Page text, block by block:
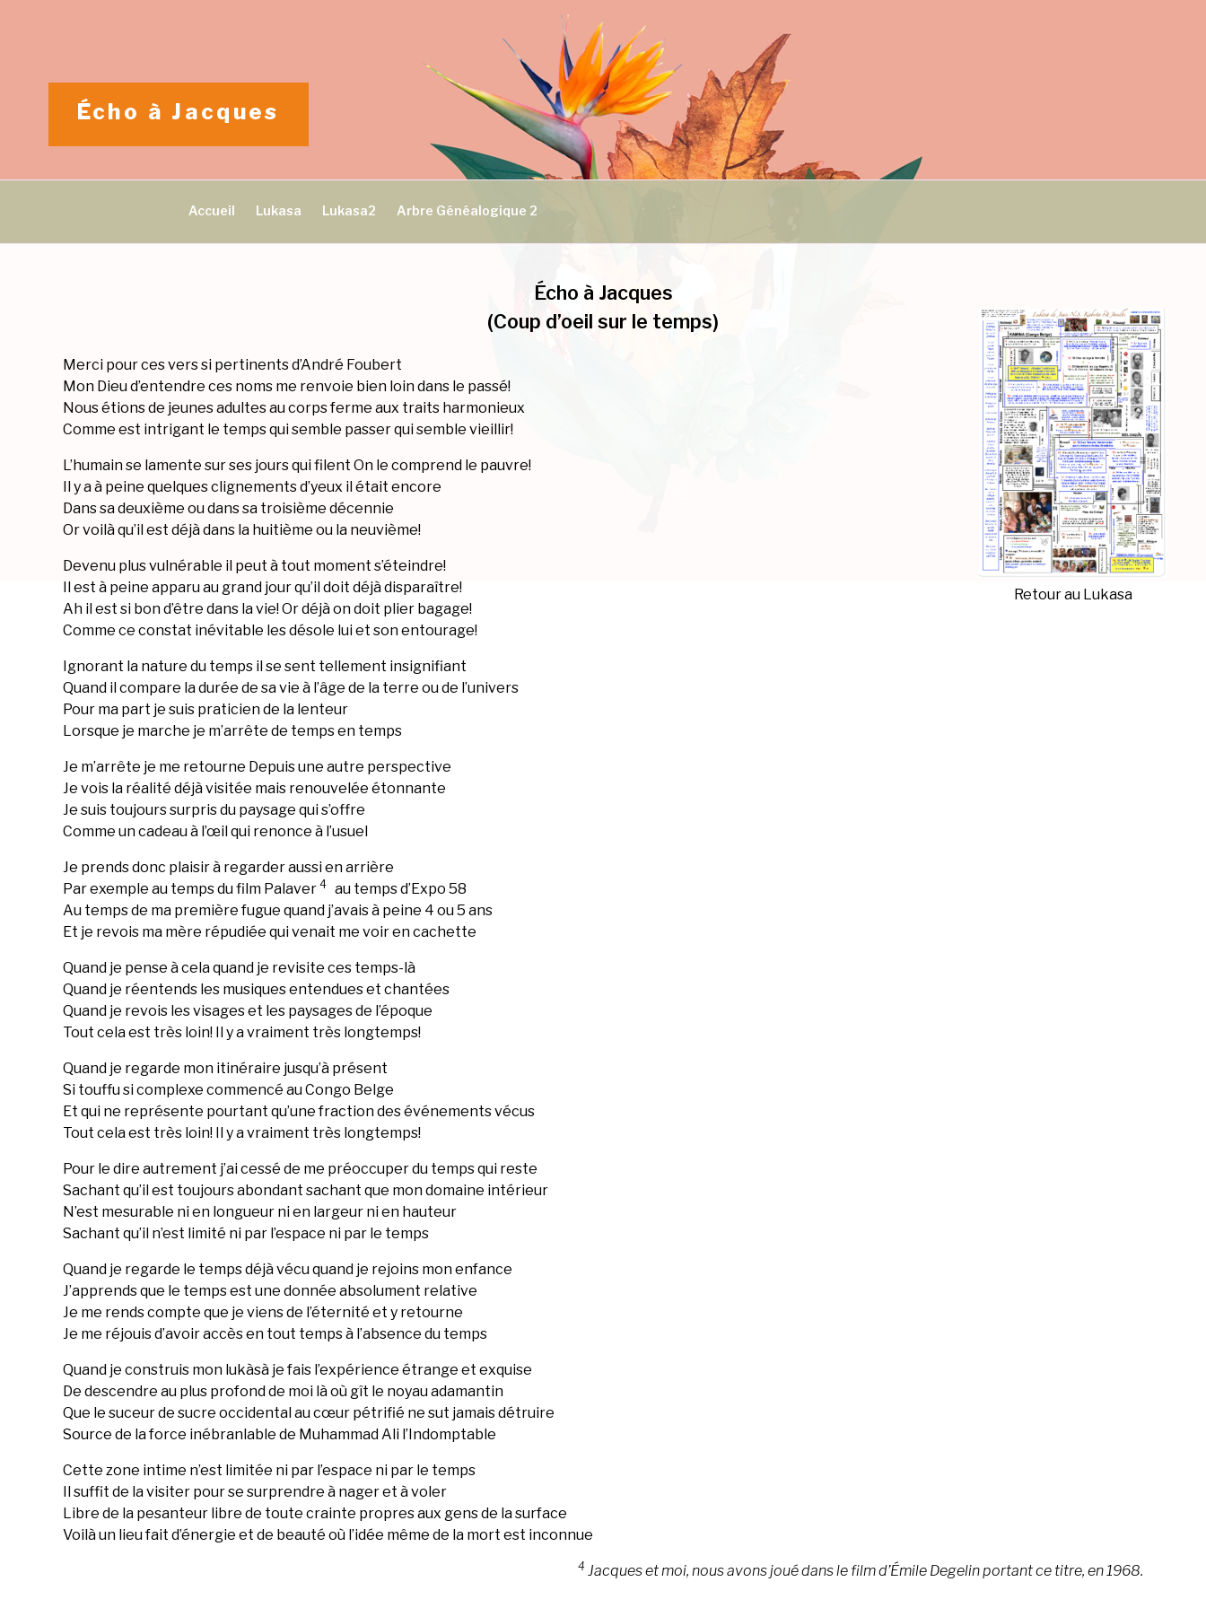
Accueil Lukasa Lukasa2 Arbre Généalogique 2
Écho à Jacques
Écho à Jacques
(Coup d’oeil sur le temps)
Retour au Lukasa
Merci pour ces vers si pertinents d’André Foubert
Mon Dieu d’entendre ces noms me renvoie bien loin dans le passé!
Nous étions de jeunes adultes au corps ferme aux traits harmonieux
Comme est intrigant le temps qui semble passer qui semble vieillir!
L’humain se lamente sur ses jours qui filent On le comprend le pauvre!
Il y a à peine quelques clignements d’yeux il était encore
Dans sa deuxième ou dans sa troisième décennie
Or voilà qu’il est déjà dans la huitième ou la neuvième!
Devenu plus vulnérable il peut à tout moment s’éteindre!
Il est à peine apparu au grand jour qu’il doit déjà disparaître!
Ah il est si bon d’être dans la vie! Or déjà on doit plier bagage!
Comme ce constat inévitable les désole lui et son entourage!
Ignorant la nature du temps il se sent tellement insignifiant
Quand il compare la durée de sa vie à l’âge de la terre ou de l’univers
Pour ma part je suis praticien de la lenteur
Lorsque je marche je m’arrête de temps en temps
Je m’arrête je me retourne Depuis une autre perspective
Je vois la réalité déjà visitée mais renouvelée étonnante
Je suis toujours surpris du paysage qui s’offre
Comme un cadeau à l’œil qui renonce à l’usuel
Je prends donc plaisir à regarder aussi en arrière
Par exemple au temps du film Palaver 4 au temps d’Expo 58
Au temps de ma première fugue quand j’avais à peine 4 ou 5 ans
Et je revois ma mère répudiée qui venait me voir en cachette
Quand je pense à cela quand je revisite ces temps-là
Quand je réentends les musiques entendues et chantées
Quand je revois les visages et les paysages de l’époque
Tout cela est très loin! Il y a vraiment très longtemps!
Quand je regarde mon itinéraire jusqu’à présent
Si touffu si complexe commencé au Congo Belge
Et qui ne représente pourtant qu’une fraction des événements vécus
Tout cela est très loin! Il y a vraiment très longtemps!
Pour le dire autrement j’ai cessé de me préoccuper du temps qui reste
Sachant qu’il est toujours abondant sachant que mon domaine intérieur
N’est mesurable ni en longueur ni en largeur ni en hauteur
Sachant qu’il n’est limité ni par l’espace ni par le temps
Quand je regarde le temps déjà vécu quand je rejoins mon enfance
J’apprends que le temps est une donnée absolument relative
Je me rends compte que je viens de l’éternité et y retourne
Je me réjouis d’avoir accès en tout temps à l’absence du temps
Quand je construis mon lukàsà je fais l’expérience étrange et exquise
De descendre au plus profond de moi là où gît le noyau adamantin
Que le suceur de sucre occidental au cœur pétrifié ne sut jamais détruire
Source de la force inébranlable de Muhammad Ali l’Indomptable
Cette zone intime n’est limitée ni par l’espace ni par le temps
Il suffit de la visiter pour se surprendre à nager et à voler
Libre de la pesanteur libre de toute crainte propres aux gens de la surface
Voilà un lieu fait d’énergie et de beauté où l’idée même de la mort est inconnue
4 Jacques et moi, nous avons joué dans le film d’Émile Degelin portant ce titre, en 1968.